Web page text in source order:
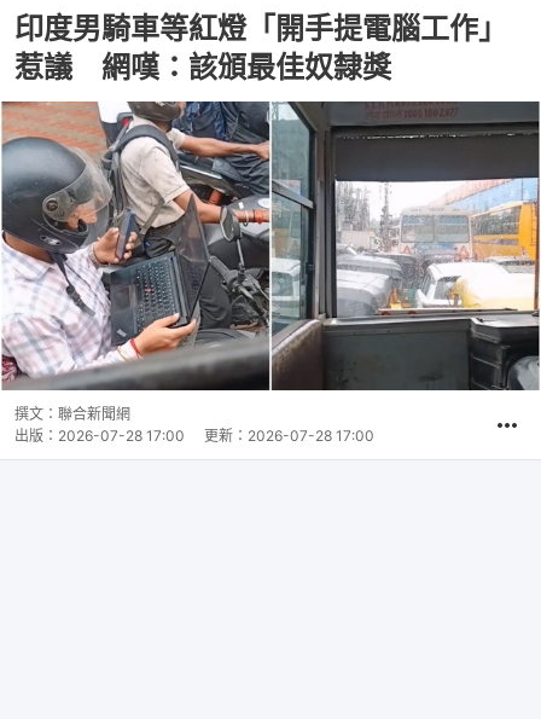
印度男騎車等紅燈「開手提電腦工作」
惹議 網嘆：該頒最佳奴隸獎
撰文： 聯合新聞網
出版： 2026-07-28 17:00 更新： 2026-07-28 17:00